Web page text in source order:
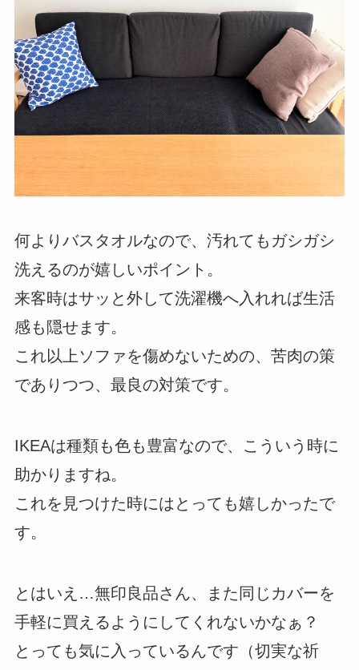
何よりバスタオルなので、汚れてもガシガシ
洗えるのが嬉しいポイント。
来客時はサッと外して洗濯機へ入れれば生活
感も隠せます。
これ以上ソファを傷めないための、苦肉の策
でありつつ、最良の対策です。
IKEAは種類も色も豊富なので、こういう時に
助かりますね。
これを見つけた時にはとっても嬉しかったで
す。
とはいえ…無印良品さん、また同じカバーを
手軽に買えるようにしてくれないかなぁ？
とっても気に入っているんです（切実な祈